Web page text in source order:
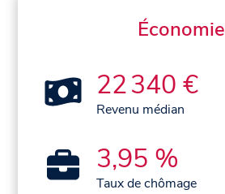
Économie
22 340 €
Revenu médian
3,95 %
Taux de chômage